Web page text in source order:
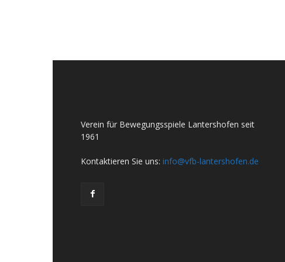
Verein für Bewegungsspiele Lantershofen seit
1961
Kontaktieren Sie uns: info@vfb-lantershofen.de